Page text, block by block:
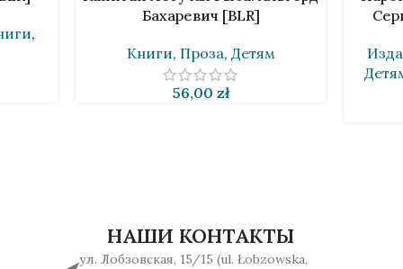
,
Бахаревич [BLR]
Книги, Проза, Детям
56,00 zł
НАШИ КОНТАКТЫ
ул. Лобзовская, 15/15 (ul. Łobzowska,